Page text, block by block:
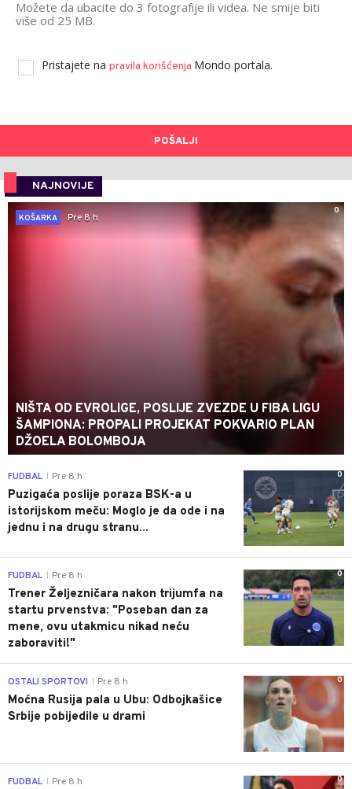
Možete da ubacite do 3 fotografije ili videa. Ne smije biti
više od 25 MB.
Pristajete na pravila korišćenja Mondo portala.
POŠALJI
NAJNOVIJE
0
KOŠARKA
Pre 8 h
NIŠTA OD EVROLIGE, POSLIJE ZVEZDE U FIBA LIGU
ŠAMPIONA: PROPALI PROJEKAT POKVARIO PLAN
DŽOELA BOLOMBOJA
0
FUDBAL Pre 8 h
Puzigaća poslije poraza BSK-a u
istorijskom meču: Moglo je da ode i na
jednu i na drugu stranu...
0
FUDBAL Pre 8 h
Trener Željezničara nakon trijumfa na
startu prvenstva: "Poseban dan za
mene, ovu utakmicu nikad neću
zaboraviti!"
0
OSTALI SPORTOVI Pre 8 h
Moćna Rusija pala u Ubu: Odbojkašice
Srbije pobijedile u drami
0
FUDBAL Pre 8 h